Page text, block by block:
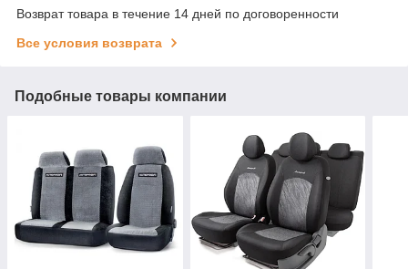
Возврат товара в течение 14 дней по договоренности
Все условия возврата
Подобные товары компании